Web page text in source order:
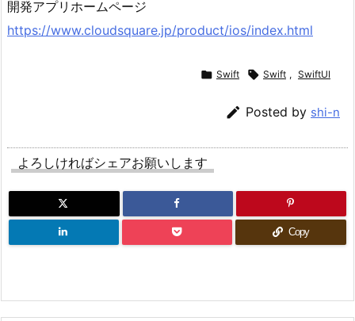
開発アプリホームページ
https://www.cloudsquare.jp/product/ios/index.html
 Swift  Swift , SwiftUI
 Posted by shi-n
よろしければシェアお願いします
Copy